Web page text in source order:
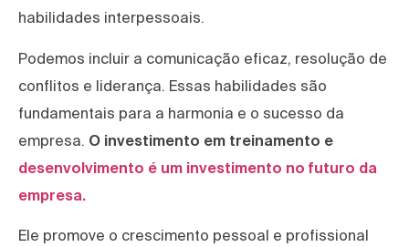
habilidades interpessoais.
Podemos incluir a comunicação eficaz, resolução de
conflitos e liderança. Essas habilidades são
fundamentais para a harmonia e o sucesso da
empresa. O investimento em treinamento e
desenvolvimento é um investimento no futuro da
empresa.
Ele promove o crescimento pessoal e profissional